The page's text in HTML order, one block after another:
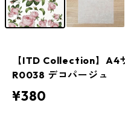
【ITD Collection】A4
R0038 デコパージュ
¥380